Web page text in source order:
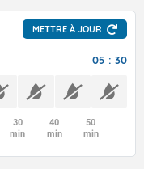
METTRE À JOUR
05 : 30
30
min
40
min
50
min